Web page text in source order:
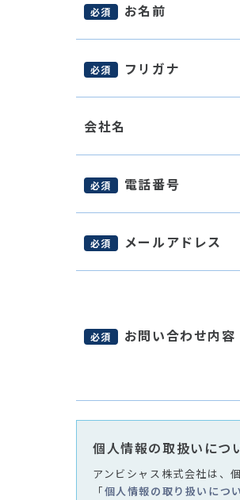
必須 お名前
必須 フリガナ
会社名
必須 電話番号
必須 メールアドレス
必須 お問い合わせ内容
個人情報の取扱いにつ
アンビシャス株式会社は、
「個人情報の取り扱いにつ